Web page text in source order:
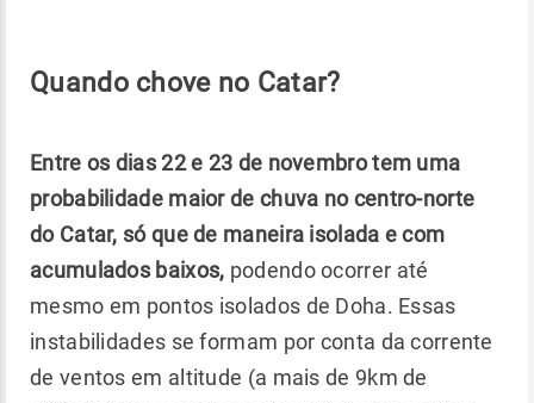
Quando chove no Catar?
Entre os dias 22 e 23 de novembro tem uma
probabilidade maior de chuva no centro-norte
do Catar, só que de maneira isolada e com
acumulados baixos, podendo ocorrer até
mesmo em pontos isolados de Doha. Essas
instabilidades se formam por conta da corrente
de ventos em altitude (a mais de 9km de